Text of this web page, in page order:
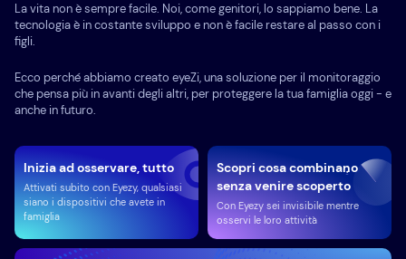
La vita non è sempre facile. Noi, come genitori, lo sappiamo bene. La
tecnologia è in costante sviluppo e non è facile restare al passo con i
figli.
Ecco perché abbiamo creato eyeZi, una soluzione per il monitoraggio
che pensa più in avanti degli altri, per proteggere la tua famiglia oggi - e
anche in futuro.
Inizia ad osservare, tutto
Attivati subito con Eyezy, qualsiasi
siano i dispositivi che avete in
famiglia
Scopri cosa combinano
senza venire scoperto
Con Eyezy sei invisibile mentre
osservi le loro attività